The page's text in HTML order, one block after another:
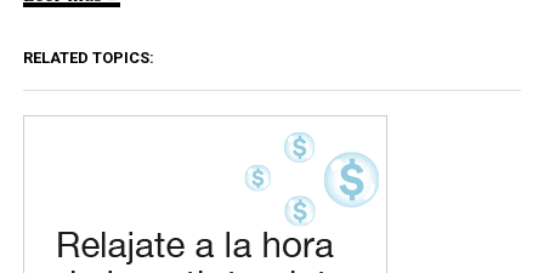
RELATED TOPICS: